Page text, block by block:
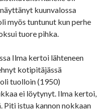
kuunvalossa
myös tuntunut kun perhe
tuore pihka.
Ilma kertoi lähteneen
kotipitäjässä
tuolloin (1950)
ei löytynyt. Ilma kertoi,
Piti istua kannon nokkaan